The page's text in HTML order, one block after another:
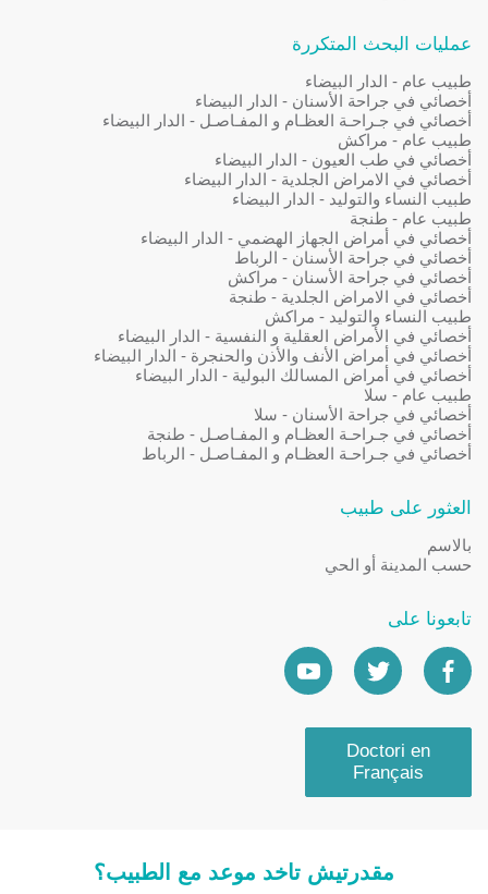
عمليات البحث المتكررة
طبيب عام - الدار البيضاء
أخصائي في جراحة الأسنان - الدار البيضاء
أخصائي في جـراحـة العظـام و المفـاصـل - الدار البيضاء
طبيب عام - مراكش
أخصائي في طب العيون - الدار البيضاء
أخصائي في الامراض الجلدية - الدار البيضاء
طبيب النساء والتوليد - الدار البيضاء
طبيب عام - طنجة
أخصائي في أمراض الجهاز الهضمي - الدار البيضاء
أخصائي في جراحة الأسنان - الرباط
أخصائي في جراحة الأسنان - مراكش
أخصائي في الامراض الجلدية - طنجة
طبيب النساء والتوليد - مراكش
أخصائي في الأمراض العقلية و النفسية - الدار البيضاء
أخصائي في أمراض الأنف والأذن والحنجرة - الدار البيضاء
أخصائي في أمراض المسالك البولية - الدار البيضاء
طبيب عام - سلا
أخصائي في جراحة الأسنان - سلا
أخصائي في جـراحـة العظـام و المفـاصـل - طنجة
أخصائي في جـراحـة العظـام و المفـاصـل - الرباط
العثور على طبيب
بالاسم
حسب المدينة أو الحي
تابعونا على
Doctori en
Français
مقدرتيش تاخد موعد مع الطبيب؟